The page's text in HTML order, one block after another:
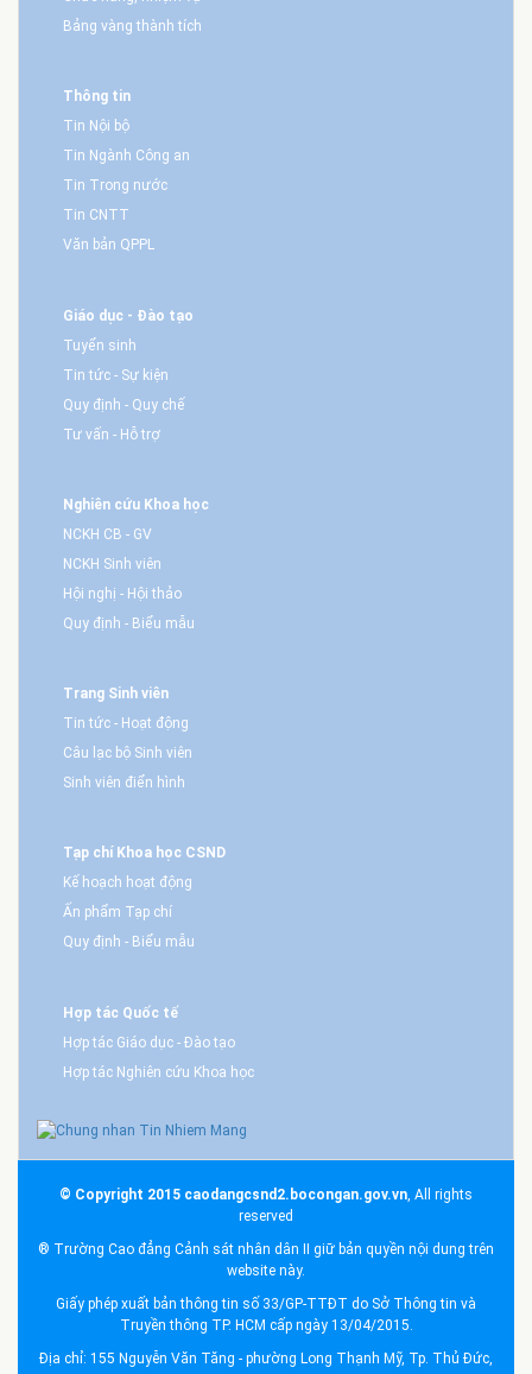
Bảng vàng thành tích
Thông tin
Tin Nội bộ
Tin Ngành Công an
Tin Trong nước
Tin CNTT
Văn bản QPPL
Giáo dục - Đào tạo
Tuyển sinh
Tin tức - Sự kiện
Quy định - Quy chế
Tư vấn - Hỗ trợ
Nghiên cứu Khoa học
NCKH CB - GV
NCKH Sinh viên
Hội nghị - Hội thảo
Quy định - Biểu mẫu
Trang Sinh viên
Tin tức - Hoạt động
Câu lạc bộ Sinh viên
Sinh viên điển hình
Tạp chí Khoa học CSND
Kế hoạch hoạt động
Ấn phẩm Tạp chí
Quy định - Biểu mẫu
Hợp tác Quốc tế
Hợp tác Giáo dục - Đào tạo
Hợp tác Nghiên cứu Khoa học
© Copyright 2015 caodangcsnd2.bocongan.gov.vn, All rights
reserved
® Trường Cao đẳng Cảnh sát nhân dân II giữ bản quyền nội dung trên
website này.
Giấy phép xuất bản thông tin số 33/GP-TTĐT do Sở Thông tin và
Truyền thông TP. HCM cấp ngày 13/04/2015.
Địa chỉ: 155 Nguyễn Văn Tăng - phường Long Thạnh Mỹ, Tp. Thủ Đức,